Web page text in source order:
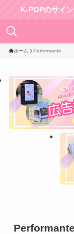
K-POPのサイン会
ホーム Performante
Performante